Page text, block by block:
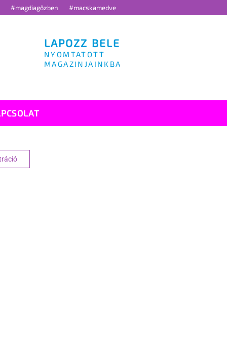
#magdiagőzben #macskamedve
LAPOZZ BELE
NYOMTATOTT
MAGAZINJAINKBA